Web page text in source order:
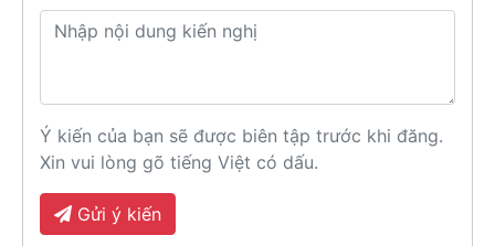
Ý kiến của bạn sẽ được biên tập trước khi đăng.
Xin vui lòng gõ tiếng Việt có dấu.
Gửi ý kiến